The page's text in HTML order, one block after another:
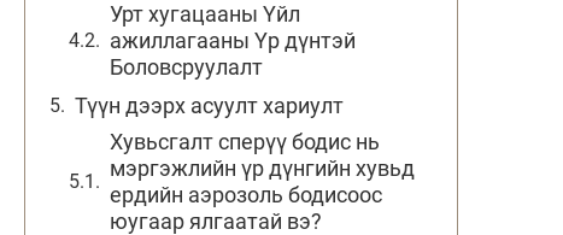
Урт хугацааны Үйл
ажиллагааны Үр дүнтэй
Боловсруулалт
Түүн дээрх асуулт хариулт
Хувьсгалт сперүү бодис нь
мэргэжлийн үр дүнгийн хувьд
ердийн аэрозоль бодисоос
юугаар ялгаатай вэ?